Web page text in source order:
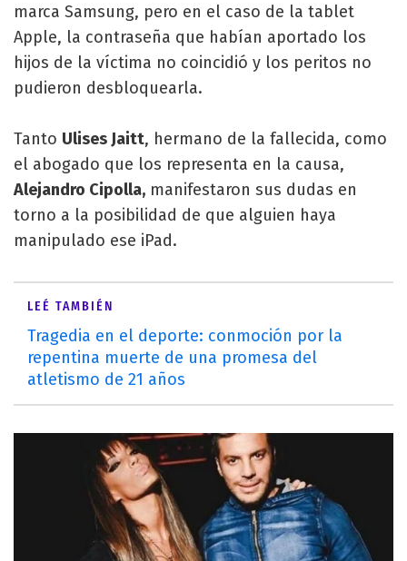
marca Samsung, pero en el caso de la tablet
Apple, la contraseña que habían aportado los
hijos de la víctima no coincidió y los peritos no
pudieron desbloquearla.
Tanto Ulises Jaitt, hermano de la fallecida, como
el abogado que los representa en la causa,
Alejandro Cipolla, manifestaron sus dudas en
torno a la posibilidad de que alguien haya
manipulado ese iPad.
LEÉ TAMBIÉN
Tragedia en el deporte: conmoción por la
repentina muerte de una promesa del
atletismo de 21 años